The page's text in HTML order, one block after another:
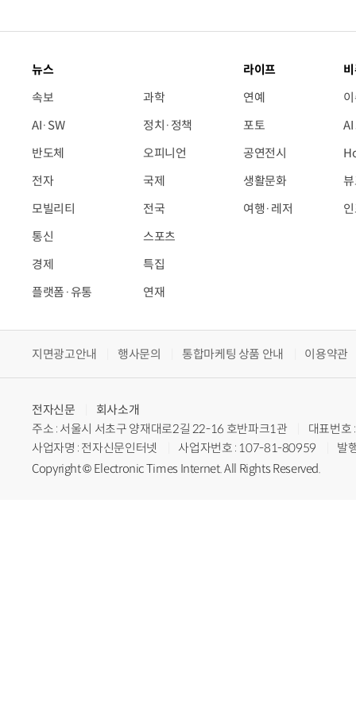
뉴스
속보
AI·SW
반도체
전자
모빌리티
통신
경제
플랫폼·유통
과학
정치·정책
오피니언
국제
전국
스포츠
특집
연재
라이프
연예
포토
공연전시
생활문화
여행·레저
지면광고안내 행사문의 통합마케팅 상품 안내 이용약관
전자신문
회사소개
주소 : 서울시 서초구 양재대로2길 22-16 호반파크1관
대표번
사업자명 : 전자신문인터넷
사업자번호 : 107-81-80959
발
Copyright © Electronic Times Internet. All Rights Reserved.